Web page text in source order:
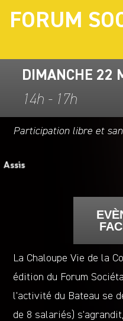
FORUM
DIMANCHE 22
14h - 17h
Participation libre et
La Chaloupe Vie de la
édition du Forum
l’activité du Bateau se
de 8 salariés)